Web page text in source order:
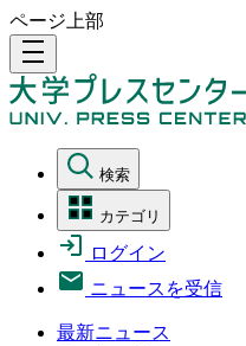
ページ上部
density_medium
検索
カテゴリ
ログイン
ニュースを受信
最新ニュース